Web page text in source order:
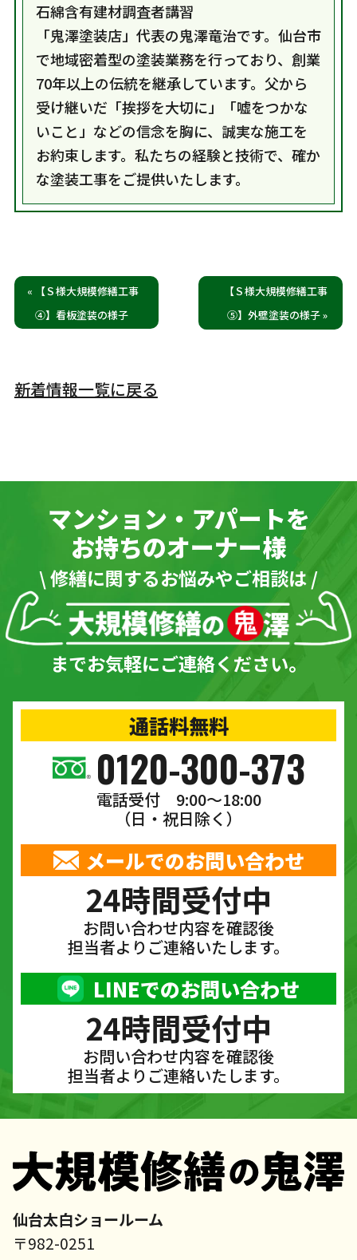
石綿含有建材調査者講習
「鬼澤塗装店」代表の鬼澤竜治です。仙台市
で地域密着型の塗装業務を行っており、創業
70年以上の伝統を継承しています。父から
受け継いだ「挨拶を大切に」「嘘をつかな
いこと」などの信念を胸に、誠実な施工を
お約束します。私たちの経験と技術で、確か
な塗装工事をご提供いたします。
« 【Ｓ様大規模修繕工事
④】看板塗装の様子
【Ｓ様大規模修繕工事
⑤】外壁塗装の様子 »
新着情報一覧に戻る
マンション・アパートを
お持ちのオーナー様
\ 修繕に関するお悩みやご相談は /
までお気軽にご連絡ください。
通話料無料
0120-300-373
電話受付 9:00〜18:00
（日・祝日除く）
メールでのお問い合わせ
24時間受付中
お問い合わせ内容を確認後
担当者よりご連絡いたします。
LINEでのお問い合わせ
24時間受付中
お問い合わせ内容を確認後
担当者よりご連絡いたします。
仙台太白ショールーム
〒982-0251